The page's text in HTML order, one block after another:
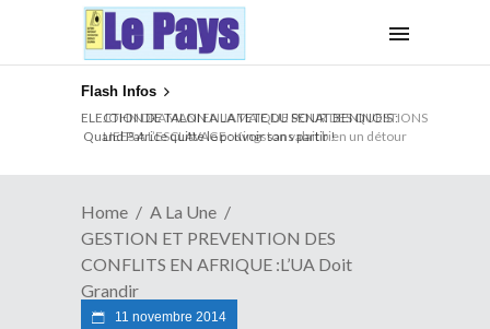
Flash Infos
ELECTION DE TALON A LA TETE DU SENAT BENINOIS :
Quand Patrice quitte le pouvoir sans partir !
Home
A La Une
GESTION ET PREVENTION DES
CONFLITS EN AFRIQUE :L’UA Doit
Grandir
11 novembre 2014